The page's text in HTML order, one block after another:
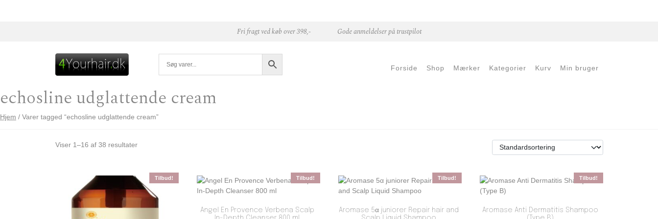
Fri fragt ved køb over 398,- Gode anmeldelser på trustpilot
Forside Shop Mærker Kategorier Kurv Min bruger
echosline udglattende cream
Hjem / Varer tagged “echosline udglattende cream”
Viser 1–16 af 38 resultater
Tilbud! Tilbud!
Angel En Provence Verbena Scalp
Tilbud!
Aromase 5α juniorer Repair hair and
Tilbud!
Aromase Anti Dermatitis Shampoo